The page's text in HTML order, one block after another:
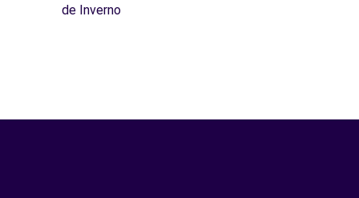
de Inverno